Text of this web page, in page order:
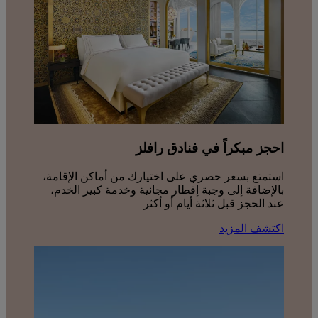
احجز مبكراً في فنادق رافلز
استمتع بسعر حصري على اختيارك من أماكن الإقامة،
بالإضافة إلى وجبة إفطار مجانية وخدمة كبير الخدم،
عند الحجز قبل ثلاثة أيام أو أكثر
اكتشف المزيد